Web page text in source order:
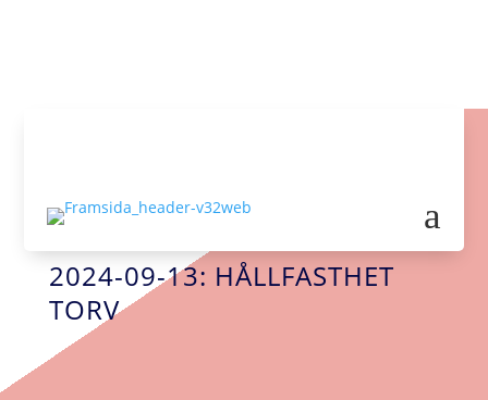
a
WEBBINARIUM
2024-09-13: HÅLLFASTHET
TORV